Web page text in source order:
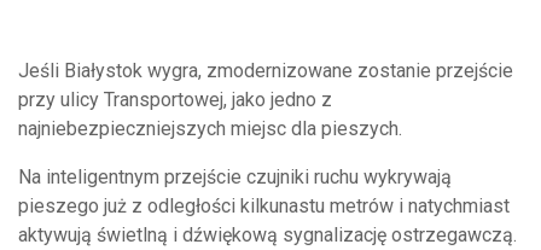
Jeśli Białystok wygra, zmodernizowane zostanie przejście
przy ulicy Transportowej, jako jedno z
najniebezpieczniejszych miejsc dla pieszych.
Na inteligentnym przejście czujniki ruchu wykrywają
pieszego już z odległości kilkunastu metrów i natychmiast
aktywują świetlną i dźwiękową sygnalizację ostrzegawczą.